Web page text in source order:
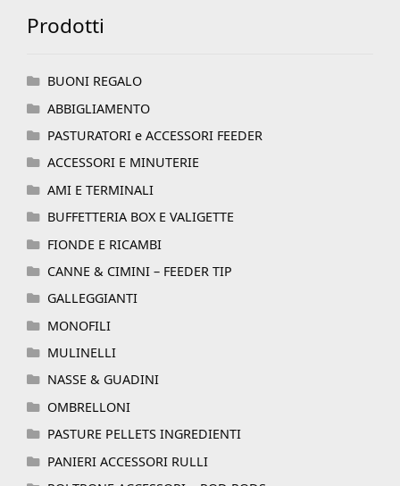
Prodotti
BUONI REGALO
ABBIGLIAMENTO
PASTURATORI e ACCESSORI FEEDER
ACCESSORI E MINUTERIE
AMI E TERMINALI
BUFFETTERIA BOX E VALIGETTE
FIONDE E RICAMBI
CANNE & CIMINI – FEEDER TIP
GALLEGGIANTI
MONOFILI
MULINELLI
NASSE & GUADINI
OMBRELLONI
PASTURE PELLETS INGREDIENTI
PANIERI ACCESSORI RULLI